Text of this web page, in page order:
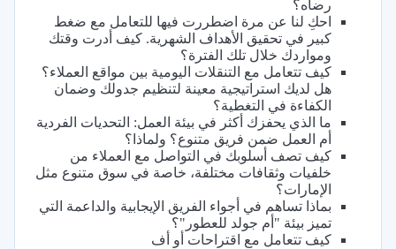
رضاه؟
احكِ لنا عن مرة اضطررت فيها للتعامل مع ضغط
كبير في تحقيق الأهداف الشهرية. كيف أدرت وقتك
ومواردك خلال تلك الفترة؟
كيف تتعامل مع التنقلات اليومية بين مواقع العملاء؟
هل لديك استراتيجية معينة لتنظيم جدولك وضمان
الكفاءة في التغطية؟
ما الذي يحفزك أكثر في بيئة العمل: التحديات الفردية
أم العمل ضمن فريق متنوع؟ ولماذا؟
كيف تصف أسلوبك في التواصل مع العملاء من
خلفيات وثقافات مختلفة، خاصة في سوق متنوع مثل
الإمارات؟
بماذا تساهم في أجواء الفريق الإيجابية والداعمة التي
تميز بيئة "أم جولد للعطور"؟
كيف تتعامل مع اقتراحات أو أف